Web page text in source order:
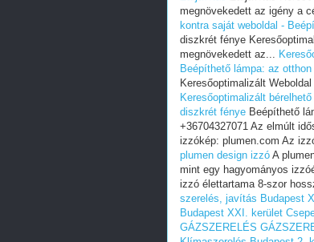
megnövekedett az igény a
kontra saját weboldal -
diszkrét fénye
megnövekedett az...
Beépíthető lámpa: az
Keresőoptimalizált
Keresőoptimalizált
diszkrét fénye Beépíthető
+36704327071 Az elmúlt
izzókép: plumen.com Az
plumen design izzó A
mint egy hagyományos
izzó élettartama 8-szor
szerelés, javítás Budapest
Budapest XXI. kerület
GÁZSZERELÉS